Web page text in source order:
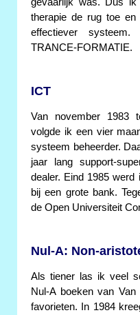
therapie de rug toe en
effectiever
TRANCE-FORMATIE.
ICT
Van november 1983
volgde ik een vier
systeem beheerder.
jaar lang support-
dealer. Eind 1985
bij een grote bank.
de Open Universiteit
Nul-A: Non-
Als tiener las ik veel
Nul-A boeken van
favorieten. In 1984